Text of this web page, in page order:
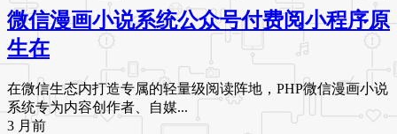
微信漫画小说系统公众号付费阅小程序原
生在
在微信生态内打造专属的轻量级阅读阵地，PHP微信漫画小说
系统专为内容创作者、自媒...
3 月前